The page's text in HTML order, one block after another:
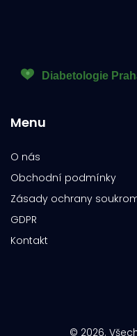
Menu
O nás
Obchodní podmínky
Zásady ochrany
GDPR
Kontakt
© 2026.